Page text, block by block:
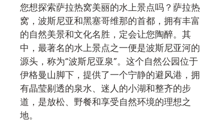
您想探索萨拉热窝美丽的水上景点吗？萨拉热
窝，波斯尼亚和黑塞哥维那的首都，拥有丰富
的自然美景和文化名胜，定会让您陶醉。其
中，最著名的水上景点之一便是波斯尼亚河的
源头，称为“波斯尼亚泉”。这个自然公园位于
伊格曼山脚下，提供了一个宁静的避风港，拥
有晶莹剔透的泉水、迷人的小湖和整齐的步
道，是放松、野餐和享受自然环境的理想之
地。